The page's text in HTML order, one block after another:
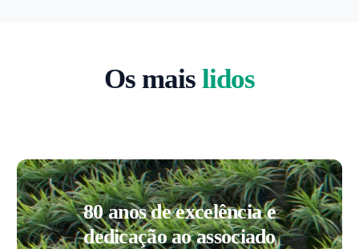
Os mais lidos
80 anos de excelência e
dedicação ao associado